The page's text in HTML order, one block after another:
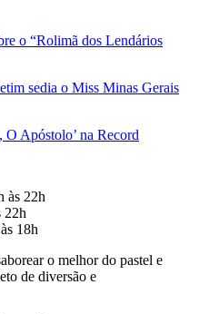
o “Rolimã dos Lendários
sedia o Miss Minas Gerais
O Apóstolo’ na Record
às 22h
22h
18h
o melhor do pastel e
de diversão e